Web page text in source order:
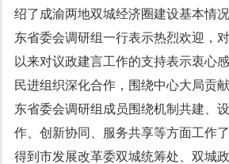
绍了成渝两地双城经济圈建设基本情
东省委会调研组一行表示热烈欢迎，
以来对议政建言工作的支持表示衷心
民进组织深化合作，围绕中心大局贡
东省委会调研组成员围绕机制共建、
作、创新协同、服务共享等方面工作
得到市发展改革委双城统筹处、双城